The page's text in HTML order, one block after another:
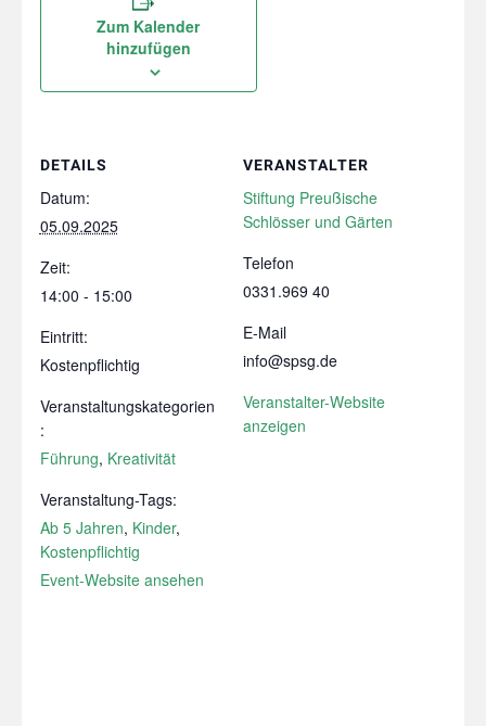
Zum Kalender
hinzufügen
DETAILS
Datum:
05.09.2025
Zeit:
14:00 - 15:00
Eintritt:
Kostenpflichtig
Veranstaltungskategorien
:
Führung, Kreativität
Veranstaltung-Tags:
Ab 5 Jahren, Kinder,
Kostenpflichtig
Event-Website ansehen
VERANSTALTER
Stiftung Preußische
Schlösser und Gärten
Telefon
0331.969 40
E-Mail
info@spsg.de
Veranstalter-Website
anzeigen